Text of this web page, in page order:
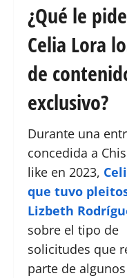
¿Qué le
Celia Lora
de
exclusivo?
Durante una
concedida a
like en 2023,
que tuvo
Lizbeth
sobre el tipo de
solicitudes que
parte de